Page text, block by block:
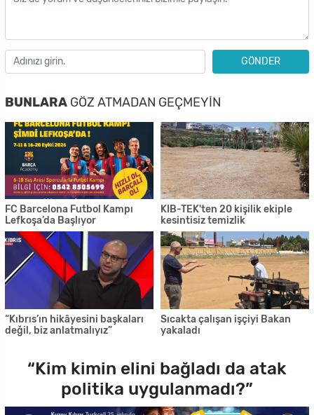
GÖNDER
BUNLARA GÖZ ATMADAN GEÇMEYIN
FC Barcelona Futbol Kampı
Lefkoşa’da Başlıyor
KIB-TEK'ten 20 kişilik ekiple
kesintisiz temizlik
“Kıbrıs’ın hikâyesini başkaları
değil, biz anlatmalıyız”
Sıcakta çalışan işçiyi Bakan
yakaladı
“Kim kimin elini bağladı da atak
politika uygulanmadı?”